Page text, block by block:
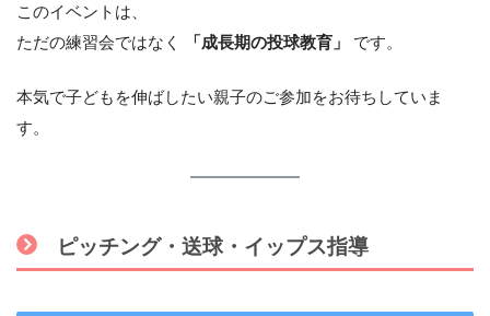
このイベントは、
ただの練習会ではなく
「成長期の投球教育」 です。
本気で子どもを伸ばしたい親子のご参加をお待ちしていま
す。
ピッチング・送球・イップス指導